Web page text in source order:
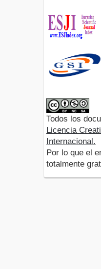
Todos los
Licencia
Internacional.
Por lo que el
totalmente